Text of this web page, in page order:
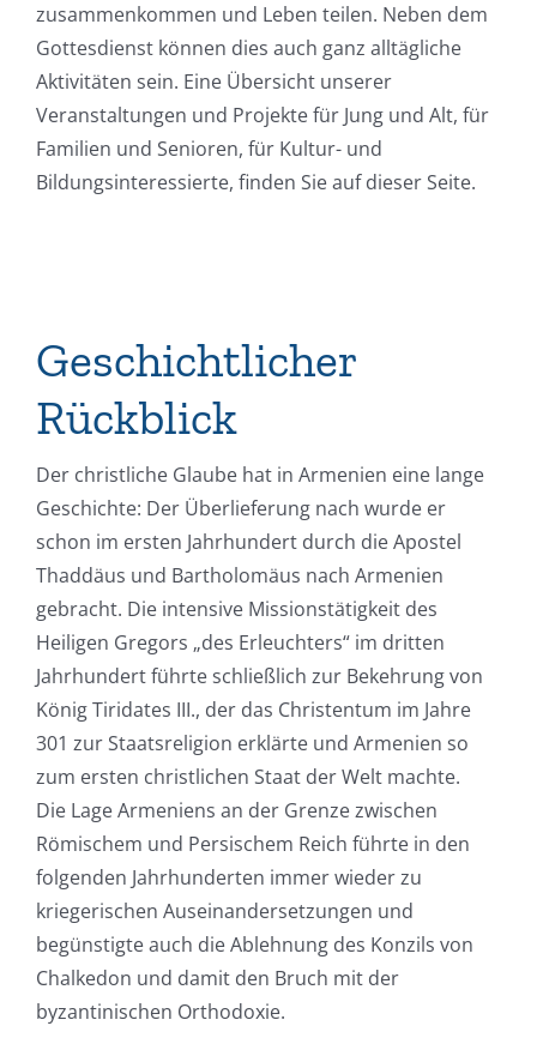
zusammenkommen und Leben teilen. Neben dem
Gottesdienst können dies auch ganz alltägliche
Aktivitäten sein. Eine Übersicht unserer
Veranstaltungen und Projekte für Jung und Alt, für
Familien und Senioren, für Kultur- und
Bildungsinteressierte, finden Sie auf dieser Seite.
Geschichtlicher
Rückblick
Der christliche Glaube hat in Armenien eine lange
Geschichte: Der Überlieferung nach wurde er
schon im ersten Jahrhundert durch die Apostel
Thaddäus und Bartholomäus nach Armenien
gebracht. Die intensive Missionstätigkeit des
Heiligen Gregors „des Erleuchters“ im dritten
Jahrhundert führte schließlich zur Bekehrung von
König Tiridates III., der das Christentum im Jahre
301 zur Staatsreligion erklärte und Armenien so
zum ersten christlichen Staat der Welt machte.
Die Lage Armeniens an der Grenze zwischen
Römischem und Persischem Reich führte in den
folgenden Jahrhunderten immer wieder zu
kriegerischen Auseinandersetzungen und
begünstigte auch die Ablehnung des Konzils von
Chalkedon und damit den Bruch mit der
byzantinischen Orthodoxie.